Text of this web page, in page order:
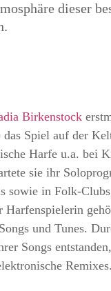
dieser
Birkenstock
das Spiel auf der
Harfe u.a. bei
sie ihr
sowie in Folk-
und Tunes.
Songs
Remixes.